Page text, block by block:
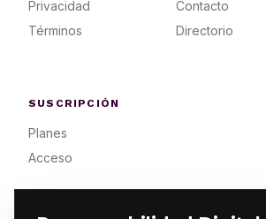
Privacidad
Términos
Contacto
Directorio
SUSCRIPCIÓN
Planes
Acceso